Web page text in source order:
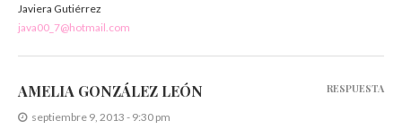
Javiera Gutiérrez
java00_7@hotmail.com
AMELIA GONZÁLEZ LEÓN
septiembre 9, 2013 - 9:30 pm
RESPUESTA